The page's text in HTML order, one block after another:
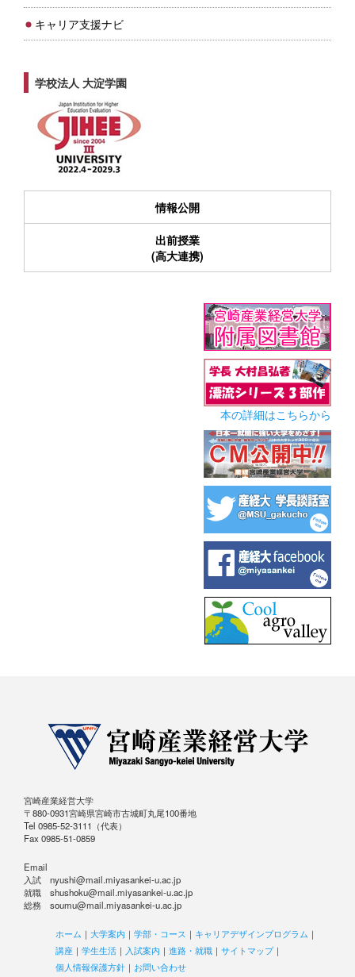
キャリア支援ナビ
学校法人 大淀学園
情報公開
出前授業
(高大連携)
本の詳細はこちらから
宮崎産業経営大学
〒880-0931宮崎県宮崎市古城町丸尾100番地
Tel 0985-52-3111（代表）
Fax 0985-51-0859
Email
入試 nyushi@mail.miyasankei-u.ac.jp
就職 shushoku@mail.miyasankei-u.ac.jp
総務 soumu@mail.miyasankei-u.ac.jp
ホーム ｜ 大学案内 ｜ 学部・コース ｜ キャリアデザインプログラム ｜
講座 ｜ 学生生活 ｜ 入試案内 ｜ 進路・就職 ｜ サイトマップ｜
個人情報保護方針 ｜ お問い合わせ